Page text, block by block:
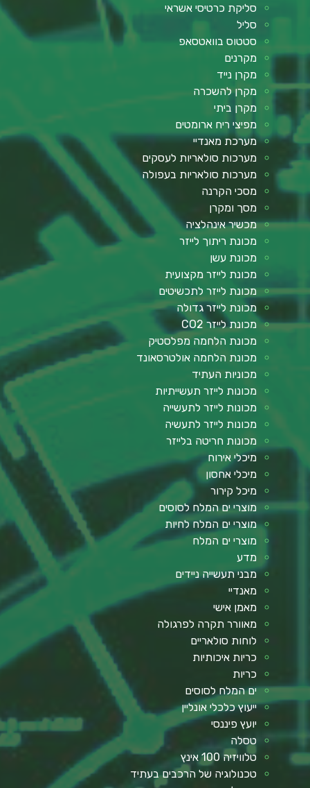
סליקת כרטיסי אשראי
סליל
סטטוס בוואטסאפ
מקרנים
מקרן נייד
מקרן להשכרה
מקרן ביתי
מפיצי ריח ארומטים
מערכת מאנדיי
מערכות סולאריות לעסקים
מערכות סולאריות בעפולה
מסכי הקרנה
מסך ומקרן
מכשיר אינהלציה
מכונת ריתוך לייזר
מכונת עשן
מכונת לייזר מקצועית
מכונת לייזר לתכשיטים
מכונת לייזר גדולה
מכונת לייזר CO2
מכונת הלחמה מפלסטיק
מכונת הלחמה אולטרסאונד
מכוניות העתיד
מכונות לייזר תעשייתיות
מכונות לייזר לתעשייה
מכונות לייזר לתעשיה
מכונות חריטה בלייזר
מיכלי אירוח
מיכלי אחסון
מיכל קירור
מוצרי ים המלח לסוסים
מוצרי ים המלח לחיות
מוצרי ים המלח
מדע
מבני תעשייה ניידים
מאנדיי
מאמן אישי
מאוורר תקרה לפרגולה
לוחות סולאריים
כריות איכותיות
כריות
ים המלח לסוסים
ייעוץ כלכלי אונליין
יועץ פיננסי
טסלה
טלוויזיה 100 אינץ
טכנולוגיה של הרכבים בעתיד